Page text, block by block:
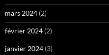
mars 2024 (2)
février 2024 (2)
janvier 2024 (3)